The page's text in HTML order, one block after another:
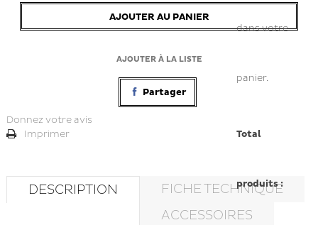
dans votre
panier.
Total
produits :
AJOUTER AU PANIER
AJOUTER À LA LISTE
Partager
Donnez votre avis
Imprimer
DESCRIPTION
FICHE TECHNIQUE
ACCESSOIRES